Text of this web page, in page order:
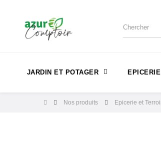
JARDIN ET POTAGER
Nos produits Epicerie et